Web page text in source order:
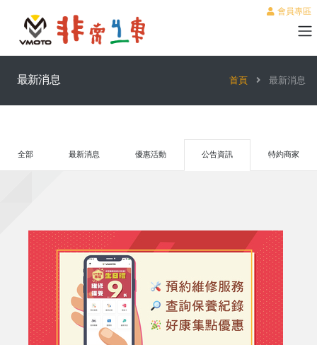
會員專區
最新消息 首頁 最新消息
全部 最新消息 優惠活動 公告資訊 特約商家